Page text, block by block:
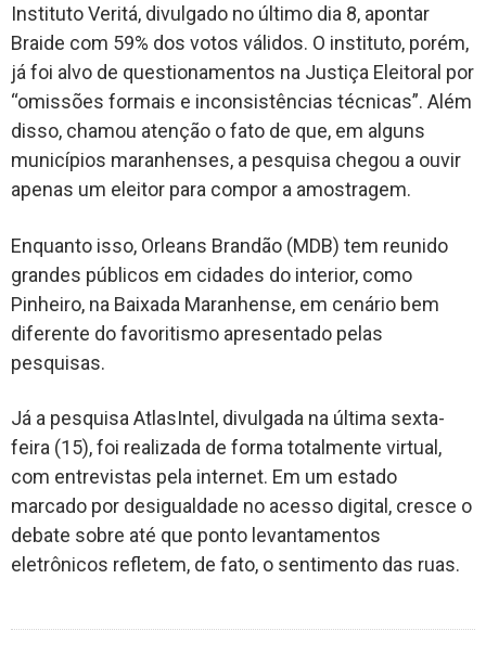
Instituto Veritá, divulgado no último dia 8, apontar
Braide com 59% dos votos válidos. O instituto, porém,
já foi alvo de questionamentos na Justiça Eleitoral por
“omissões formais e inconsistências técnicas”. Além
disso, chamou atenção o fato de que, em alguns
municípios maranhenses, a pesquisa chegou a ouvir
apenas um eleitor para compor a amostragem.
Enquanto isso, Orleans Brandão (MDB) tem reunido
grandes públicos em cidades do interior, como
Pinheiro, na Baixada Maranhense, em cenário bem
diferente do favoritismo apresentado pelas
pesquisas.
Já a pesquisa AtlasIntel, divulgada na última sexta-
feira (15), foi realizada de forma totalmente virtual,
com entrevistas pela internet. Em um estado
marcado por desigualdade no acesso digital, cresce o
debate sobre até que ponto levantamentos
eletrônicos refletem, de fato, o sentimento das ruas.